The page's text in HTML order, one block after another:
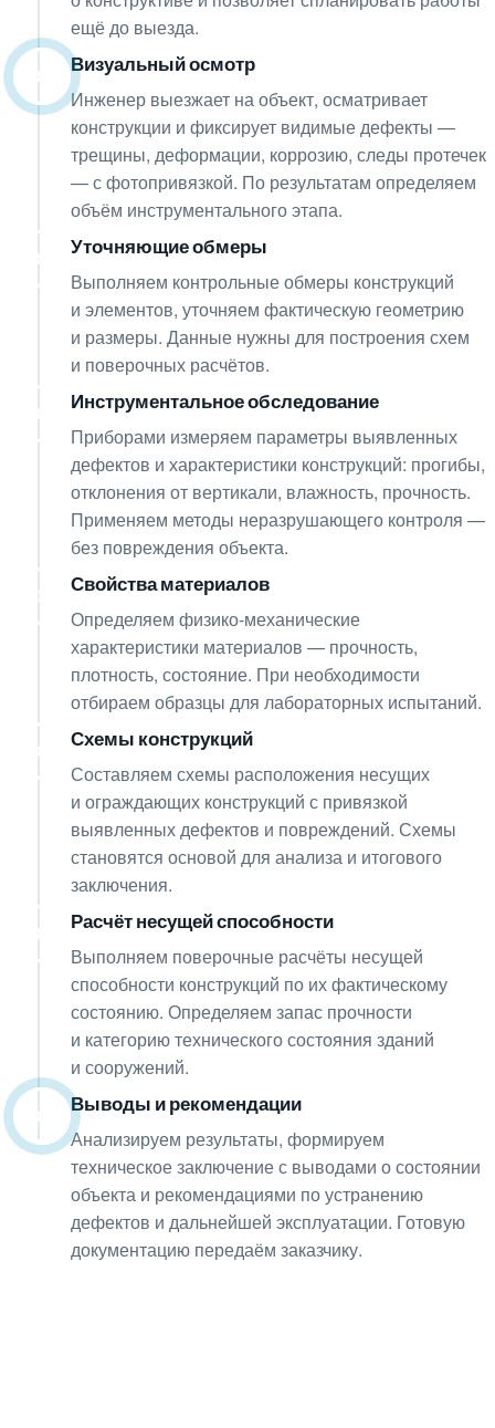
ещё до выезда.
02
Визуальный осмотр
Инженер выезжает на объект, осматривает
конструкции и фиксирует видимые дефекты —
трещины, деформации, коррозию, следы протечек
— с фотопривязкой. По результатам определяем
объём инструментального этапа.
03
Уточняющие обмеры
Выполняем контрольные обмеры конструкций
и элементов, уточняем фактическую геометрию
и размеры. Данные нужны для построения схем
и поверочных расчётов.
04
Инструментальное обследование
Приборами измеряем параметры выявленных
дефектов и характеристики конструкций: прогибы,
отклонения от вертикали, влажность, прочность.
Применяем методы неразрушающего контроля —
без повреждения объекта.
05
Свойства материалов
Определяем физико-механические
характеристики материалов — прочность,
плотность, состояние. При необходимости
отбираем образцы для лабораторных испытаний.
06
Схемы конструкций
Составляем схемы расположения несущих
и ограждающих конструкций с привязкой
выявленных дефектов и повреждений. Схемы
становятся основой для анализа и итогового
заключения.
07
Расчёт несущей способности
Выполняем поверочные расчёты несущей
способности конструкций по их фактическому
состоянию. Определяем запас прочности
и категорию технического состояния зданий
и сооружений.
08
Выводы и рекомендации
Анализируем результаты, формируем
техническое заключение с выводами о состоянии
объекта и рекомендациями по устранению
дефектов и дальнейшей эксплуатации. Готовую
документацию передаём заказчику.